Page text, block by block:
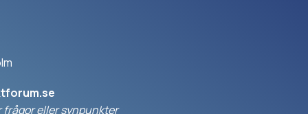
frågor eller synpunkter